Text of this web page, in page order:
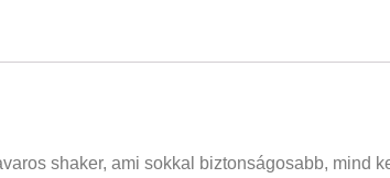
shaker, ami sokkal biztonságosabb, mind